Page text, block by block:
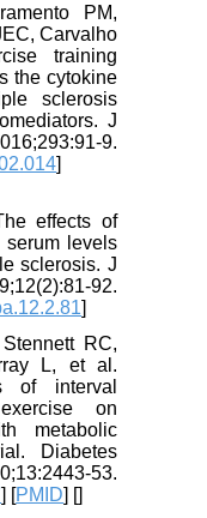
PM,
Carvalho
training
the cytokine
sclerosis
J
9.
effects of
serum levels
sclerosis. J
92.
RC,
L, et al.
of interval
on
metabolic
Diabetes
53.
] [PMID] [